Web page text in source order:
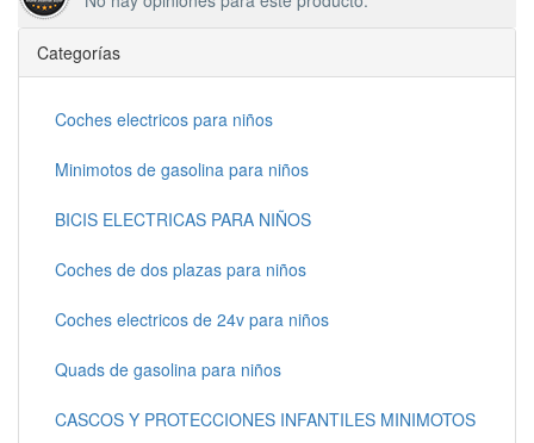
Categorías
Coches electricos para niños
Minimotos de gasolina para niños
BICIS ELECTRICAS PARA NIÑOS
Coches de dos plazas para niños
Coches electricos de 24v para niños
Quads de gasolina para niños
CASCOS Y PROTECCIONES INFANTILES MINIMOTOS